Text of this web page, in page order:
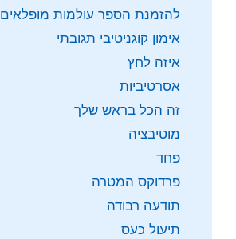
להזמנת הספר עולמות מופלאים
אימון קוגניטיבי תגובתי
איזה לחץ
אסרטיביות
זה הכל בראש שלך
מוטיבציה
פחד
פרדוקס המטרה
תודעה רבודה
תיעול כעס